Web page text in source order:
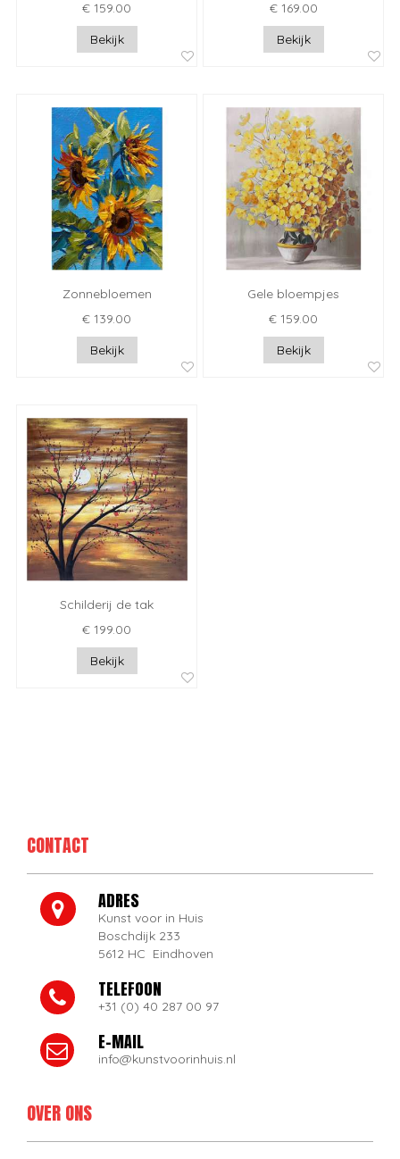
€ 159.00
Bekijk
€ 169.00
Bekijk
Zonnebloemen
€ 139.00
Bekijk
Gele bloempjes
€ 159.00
Bekijk
Schilderij de tak
€ 199.00
Bekijk
CONTACT
ADRES
Kunst voor in Huis
Boschdijk 233
5612 HC Eindhoven
TELEFOON
+31 (0) 40 287 00 97
E-MAIL
info@kunstvoorinhuis.nl
OVER ONS